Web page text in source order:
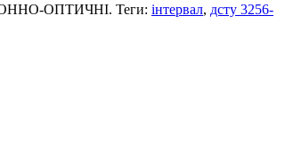
ОПТИЧНI. Теги: інтервал, дсту 3256-